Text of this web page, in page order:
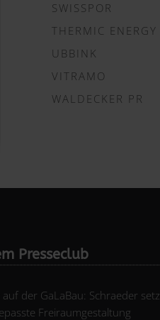
SWISSPOR
THERMIC ENERGY
UBBINK
VITRAMO
WALDECKER PR
Presseclub
auf der GaLaBau: Schraeder
Freiraumgestaltung